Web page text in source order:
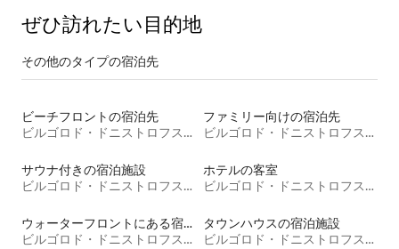
ぜひ訪⁠れ⁠た⁠い目⁠的⁠地
その他のタ⁠イ⁠プ⁠の宿⁠泊⁠先
ビーチフロントの宿泊先
ビルゴロド・ドニストロフスキー
ファミリー向けの宿泊先
ビルゴロド・ドニストロフスキー
サウナ付きの宿泊施設
ビルゴロド・ドニストロフスキー
ホテルの客室
ビルゴロド・ドニストロフスキー
ウォーターフロントにある宿泊施設
ビルゴロド・ドニストロフスキー
タウンハウスの宿泊施設
ビルゴロド・ドニストロフスキー